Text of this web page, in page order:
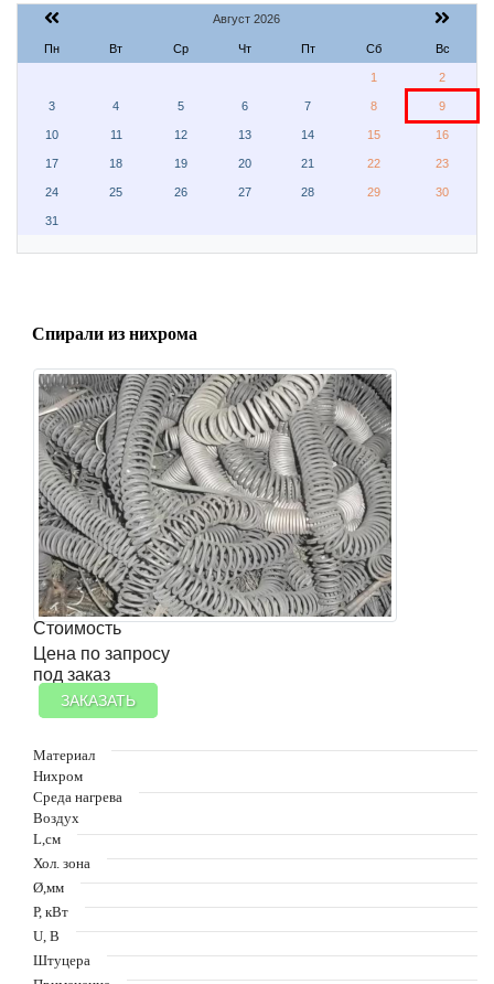
Август 2026
Пн Вт Ср Чт Пт Сб Вс
1 2
3 4 5 6 7 8 9
10 11 12 13 14 15 16
17 18 19 20 21 22 23
24 25 26 27 28 29 30
31
Спирали из нихрома
Стоимость
Цена по запросу
под заказ
ЗАКАЗАТЬ
Материал
Нихром
Среда нагрева
Воздух
L,см
Хол. зона
Ø,мм
Р, кВт
U, В
Штуцера